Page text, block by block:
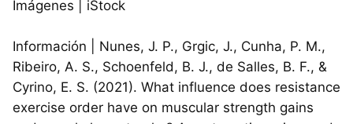
Imágenes | iStock
Información | Nunes, J. P., Grgic, J., Cunha, P. M.,
Ribeiro, A. S., Schoenfeld, B. J., de Salles, B. F., &
Cyrino, E. S. (2021). What influence does resistance
exercise order have on muscular strength gains